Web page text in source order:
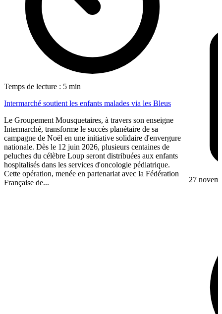
Temps de lecture : 5 min
Intermarché soutient les enfants malades via les Bleus
Le Groupement Mousquetaires, à travers son enseigne
Intermarché, transforme le succès planétaire de sa
campagne de Noël en une initiative solidaire d'envergure
nationale. Dès le 12 juin 2026, plusieurs centaines de
peluches du célèbre Loup seront distribuées aux enfants
hospitalisés dans les services d'oncologie pédiatrique.
Cette opération, menée en partenariat avec la Fédération
Française de...
27